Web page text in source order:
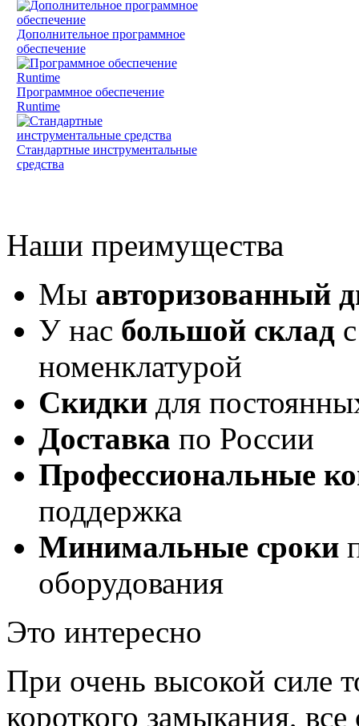
Дополнительное программное
обеспечение
Программное обеспечение
Runtime
Стандартные инструментальные
средства
Наши преимущества
Мы авторизованный
У нас большой склад
номенклатурой
Скидки для
Доставка по России
Профессиональные
поддержка
Минимальные сроки
оборудования
Это интересно
При очень высокой силе
короткого замыкания,